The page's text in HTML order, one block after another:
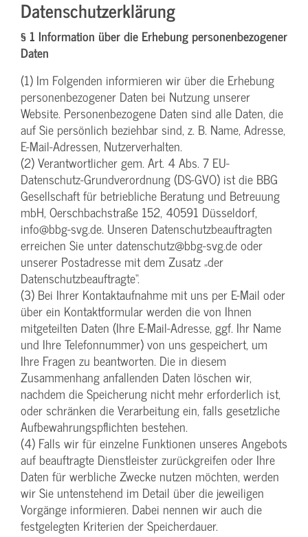
Datenschutzerklärung
§ 1 Information über die Erhebung personenbezogener
Daten
(1) Im Folgenden informieren wir über die Erhebung
personenbezogener Daten bei Nutzung unserer
Website. Personenbezogene Daten sind alle Daten, die
auf Sie persönlich beziehbar sind, z. B. Name, Adresse,
E-Mail-Adressen, Nutzerverhalten.
(2) Verantwortlicher gem. Art. 4 Abs. 7 EU-
Datenschutz-Grundverordnung (DS-GVO) ist die BBG
Gesellschaft für betriebliche Beratung und Betreuung
mbH, Oerschbachstraße 152, 40591 Düsseldorf,
info@bbg-svg.de. Unseren Datenschutzbeauftragten
erreichen Sie unter datenschutz@bbg-svg.de oder
unserer Postadresse mit dem Zusatz „der
Datenschutzbeauftragte“.
(3) Bei Ihrer Kontaktaufnahme mit uns per E-Mail oder
über ein Kontaktformular werden die von Ihnen
mitgeteilten Daten (Ihre E-Mail-Adresse, ggf. Ihr Name
und Ihre Telefonnummer) von uns gespeichert, um
Ihre Fragen zu beantworten. Die in diesem
Zusammenhang anfallenden Daten löschen wir,
nachdem die Speicherung nicht mehr erforderlich ist,
oder schränken die Verarbeitung ein, falls gesetzliche
Aufbewahrungspflichten bestehen.
(4) Falls wir für einzelne Funktionen unseres Angebots
auf beauftragte Dienstleister zurückgreifen oder Ihre
Daten für werbliche Zwecke nutzen möchten, werden
wir Sie untenstehend im Detail über die jeweiligen
Vorgänge informieren. Dabei nennen wir auch die
festgelegten Kriterien der Speicherdauer.